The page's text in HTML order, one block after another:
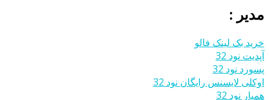
مدیر :
خرید بک لینک فالو
آپدیت نود 32
پسورد نود 32
اوکلی لایسنس رایگان نود 32
همیار نود 32